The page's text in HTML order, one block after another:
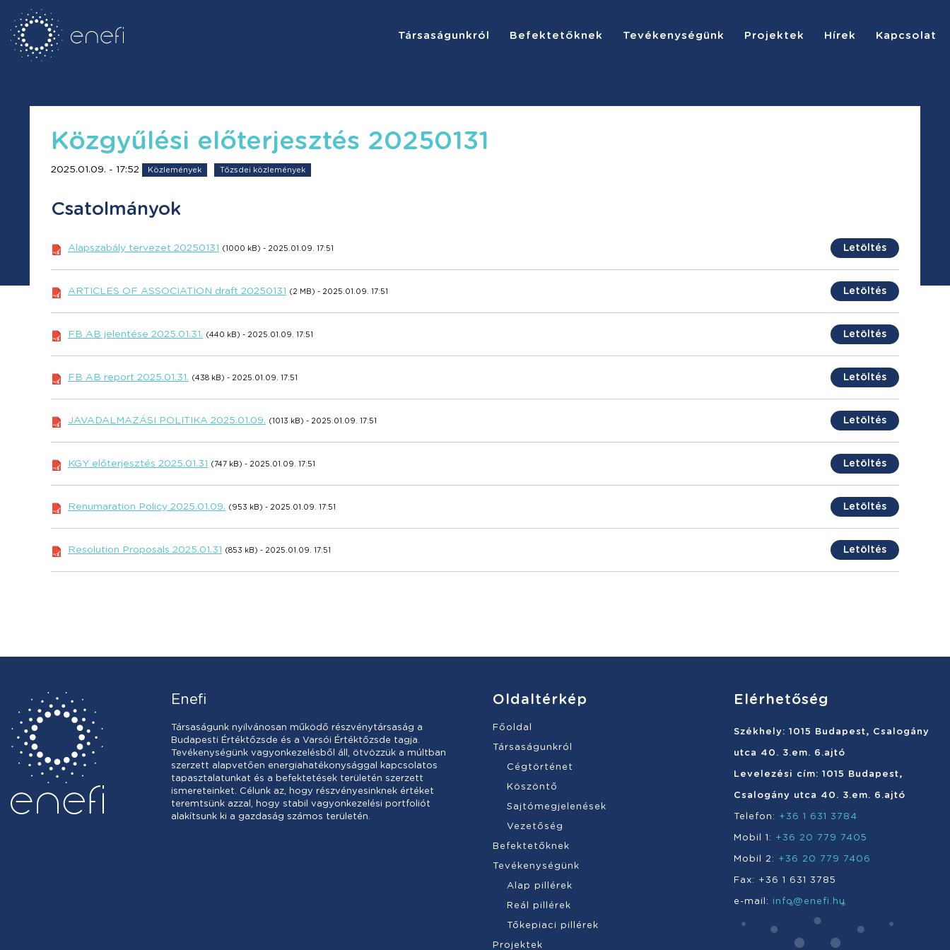
Társaságunkról Befektetőknek Tevékenységünk Projektek Hírek Kapcsolat
Közgyűlési előterjesztés 20250131
2025.01.09. - 17:52 Közlemények Tőzsdei közlemények
Csatolmányok
Alapszabály tervezet 20250131 (1000 kB) - 2025.01.09. 17:51 Letöltés
ARTICLES OF ASSOCIATION draft 20250131 (2 MB) - 2025.01.09. 17:51 Letöltés
FB AB jelentése 2025.01.31. (440 kB) - 2025.01.09. 17:51 Letöltés
FB AB report 2025.01.31. (438 kB) - 2025.01.09. 17:51 Letöltés
JAVADALMAZÁSI POLITIKA 2025.01.09. (1013 kB) - 2025.01.09. 17:51 Letöltés
KGY előterjesztés 2025.01.31 (747 kB) - 2025.01.09. 17:51 Letöltés
Renumaration Policy 2025.01.09. (953 kB) - 2025.01.09. 17:51 Letöltés
Resolution Proposals 2025.01.31 (853 kB) - 2025.01.09. 17:51 Letöltés
Enefi
Társaságunk nyilvánosan működő részvénytársaság a
Budapesti Értéktőzsde és a Varsói Értéktőzsde tagja.
Tevékenységünk vagyonkezelésből áll, ötvözzük a múltban
szerzett alapvetően energiahatékonysággal kapcsolatos
tapasztalatunkat és a befektetések területén szerzett
ismereteinket. Célunk az, hogy részvényesinknek értéket
teremtsünk azzal, hogy stabil vagyonkezelési portfoliót
alakítsunk ki a gazdaság számos területén.
Oldaltérkép
Főoldal
Társaságunkról
Cégtörténet
Köszöntő
Sajtómegjelenések
Vezetőség
Befektetőknek
Tevékenységünk
Alap pillérek
Reál pillérek
Tőkepiaci pillérek
Projektek
Elérhetőség
Székhely: 1015 Budapest, Csalogány
utca 40. 3.em. 6.ajtó
Levelezési cím: 1015 Budapest,
Csalogány utca 40. 3.em. 6.ajtó
Telefon: +36 1 631 3784
Mobil 1: +36 20 779 7405
Mobil 2: +36 20 779 7406
Fax: +36 1 631 3785
e-mail: info@enefi.hu